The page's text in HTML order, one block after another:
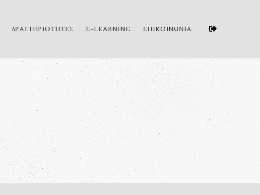
ΔΡΑΣΤΗΡΙΟΤΗΤΕΣ E-LEARNING ΕΠΙΚΟΙΝΩΝΙΑ